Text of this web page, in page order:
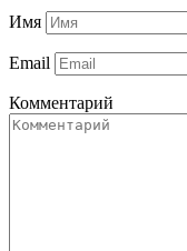
Имя
Email
Комментарий